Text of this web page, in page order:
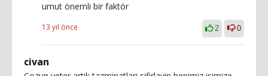
umut önemli bir faktör
13 yıl önce 2 0
civan